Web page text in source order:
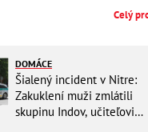
Celý
DOMÁCE
Šialený incident v Nitre:
Zakuklení muži zmlátili
skupinu Indov, učiteľovi